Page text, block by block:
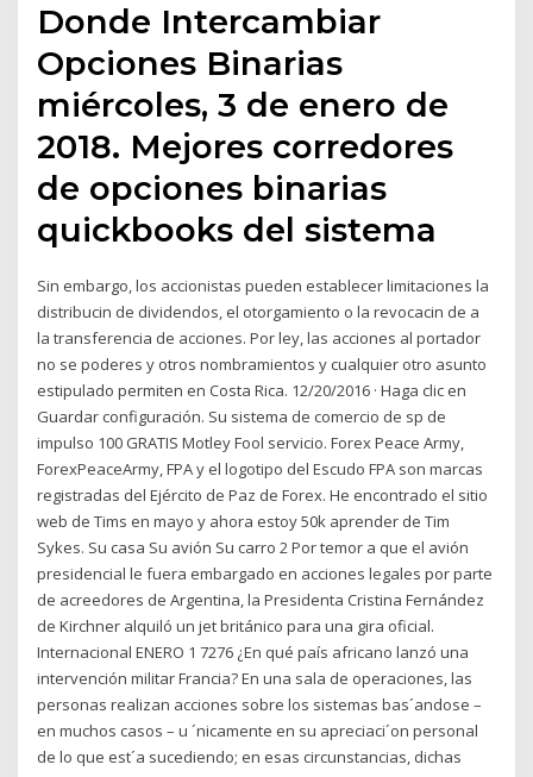
Donde Intercambiar
Opciones Binarias
miércoles, 3 de enero de
2018. Mejores corredores
de opciones binarias
quickbooks del sistema
Sin embargo, los accionistas pueden establecer limitaciones la
distribucin de dividendos, el otorgamiento o la revocacin de a
la transferencia de acciones. Por ley, las acciones al portador
no se poderes y otros nombramientos y cualquier otro asunto
estipulado permiten en Costa Rica. 12/20/2016 · Haga clic en
Guardar configuración. Su sistema de comercio de sp de
impulso 100 GRATIS Motley Fool servicio. Forex Peace Army,
ForexPeaceArmy, FPA y el logotipo del Escudo FPA son marcas
registradas del Ejército de Paz de Forex. He encontrado el sitio
web de Tims en mayo y ahora estoy 50k aprender de Tim
Sykes. Su casa Su avión Su carro 2 Por temor a que el avión
presidencial le fuera embargado en acciones legales por parte
de acreedores de Argentina, la Presidenta Cristina Fernández
de Kirchner alquiló un jet británico para una gira oficial.
Internacional ENERO 1 7276 ¿En qué país africano lanzó una
intervención militar Francia? En una sala de operaciones, las
personas realizan acciones sobre los sistemas bas´andose –
en muchos casos – u ´nicamente en su apreciaci´on personal
de lo que est´a sucediendo; en esas circunstancias, dichas